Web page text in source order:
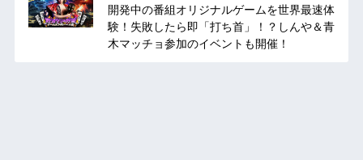
開発中の番組オリジナルゲームを世界最速体
験！失敗したら即「打ち首」！？しんや＆青
木マッチョ参加のイベントも開催！